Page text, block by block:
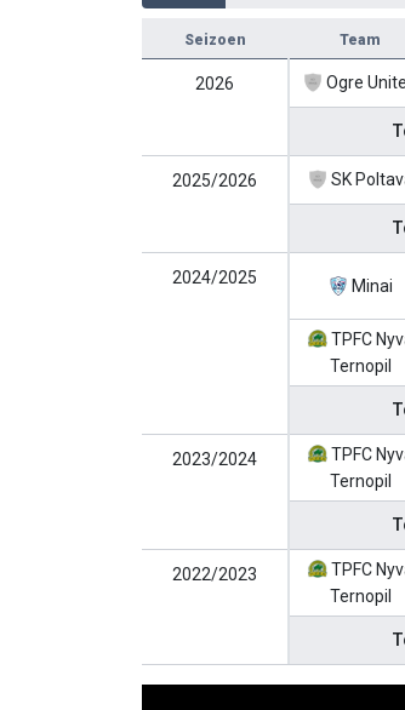
Seizoen Team
2026 Ogre
2025/2026 SK
2024/2025 Minai
TPFC
Ternopil
2023/2024
TPFC
Ternopil
2022/2023
TPFC
Ternopil